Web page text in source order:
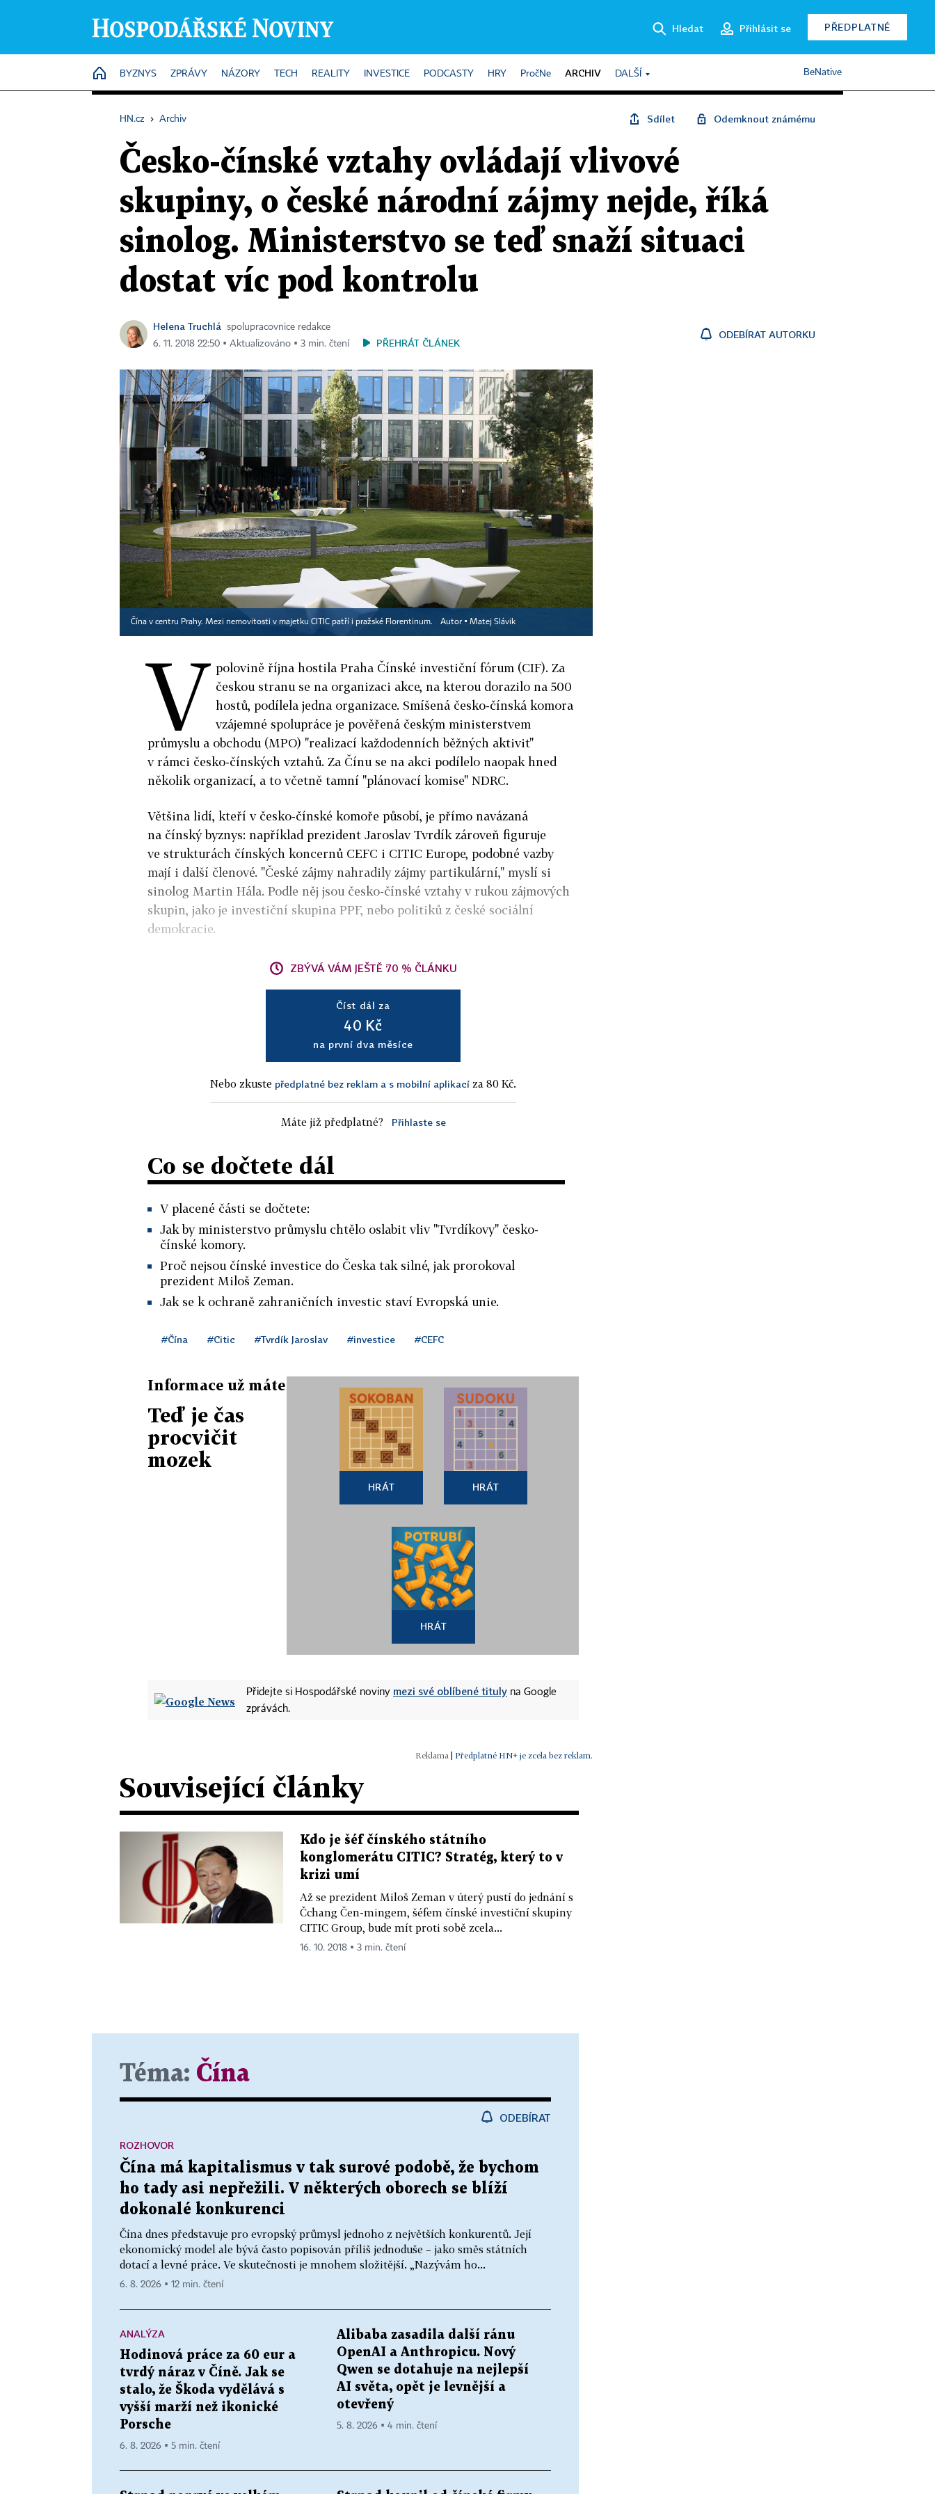
Hledat Přihlásit se PŘEDPLATNÉ
HOME
BYZNYS ZPRÁVY NÁZORY TECH REALITY INVESTICE PODCASTY HRY PročNe ARCHIV DALŠÍ BeNative
HN.cz › Archiv Sdílet Odemknout známému
Česko-čínské vztahy ovládají vlivové
skupiny, o české národní zájmy nejde, říká
sinolog. Ministerstvo se teď snaží situaci
dostat víc pod kontrolu
Helena Truchlá
spolupracovnice redakce
6. 11. 2018 22:50 ▪ Aktualizováno ▪ 3 min. čtení
PŘEHRÁT ČLÁNEK
ODEBÍRAT AUTORKU
Čína v centru Prahy. Mezi nemovitosti v majetku CITIC patří i pražské Florentinum. Autor ▪ Matej Slávik
V polovině října hostila Praha Čínské investiční fórum (CIF). Za
českou stranu se na organizaci akce, na kterou dorazilo na 500
hostů, podílela jedna organizace. Smíšená česko-čínská komora
vzájemné spolupráce je pověřená českým ministerstvem
průmyslu a obchodu (MPO) "realizací každodenních běžných aktivit"
v rámci česko-čínských vztahů. Za Čínu se na akci podílelo naopak hned
několik organizací, a to včetně tamní "plánovací komise" NDRC.
Většina lidí, kteří v česko-čínské komoře působí, je přímo navázaná
na čínský byznys: například prezident Jaroslav Tvrdík zároveň figuruje
ve strukturách čínských koncernů CEFC i CITIC Europe, podobné vazby
mají i další členové. "České zájmy nahradily zájmy partikulární," myslí si
sinolog Martin Hála. Podle něj jsou česko-čínské vztahy v rukou zájmových
skupin, jako je investiční skupina PPF, nebo politiků z české sociální
demokracie.
ZBÝVÁ VÁM JEŠTĚ 70 % ČLÁNKU
Číst dál za
40 Kč
na první dva měsíce
Nebo zkuste předplatné bez reklam a s mobilní aplikací za 80 Kč.
Máte již předplatné? Přihlaste se
Co se dočtete dál
V placené části se dočtete:
Jak by ministerstvo průmyslu chtělo oslabit vliv "Tvrdíkovy" česko-
čínské komory.
Proč nejsou čínské investice do Česka tak silné, jak prorokoval
prezident Miloš Zeman.
Jak se k ochraně zahraničních investic staví Evropská unie.
#Čína #Citic #Tvrdík Jaroslav #investice #CEFC
Informace už máte
Teď je čas
procvičit
mozek
HRÁT HRÁT
HRÁT
Přidejte si Hospodářské noviny mezi své oblíbené tituly na Google
zprávách.
| Předplatné HN+ je zcela bez reklam.
Související články
Kdo je šéf čínského státního
konglomerátu CITIC? Stratég, který to v
krizi umí
Až se prezident Miloš Zeman v úterý pustí do jednání s
Čchang Čen-mingem, šéfem čínské investiční skupiny
CITIC Group, bude mít proti sobě zcela...
16. 10. 2018 ▪ 3 min. čtení
Téma: Čína
ODEBÍRAT
Čína má kapitalismus v tak surové podobě, že bychom
ho tady asi nepřežili. V některých oborech se blíží
dokonalé konkurenci
Čína dnes představuje pro evropský průmysl jednoho z největších konkurentů. Její
ekonomický model ale bývá často popisován příliš jednoduše – jako směs státních
dotací a levné práce. Ve skutečnosti je mnohem složitější. „Nazývám ho...
ROZHOVOR
6. 8. 2026 ▪ 12 min. čtení
ANALÝZA
Hodinová práce za 60 eur a
tvrdý náraz v Číně. Jak se
stalo, že Škoda vydělává s
vyšší marží než ikonické
Porsche
6. 8. 2026 ▪ 5 min. čtení
Alibaba zasadila další ránu
OpenAI a Anthropicu. Nový
Qwen se dotahuje na nejlepší
AI světa, opět je levnější a
otevřený
5. 8. 2026 ▪ 4 min. čtení